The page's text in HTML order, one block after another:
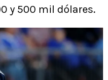
y 500 mil dólares.